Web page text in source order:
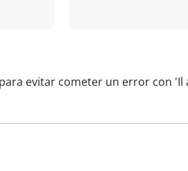
evitar cometer un error con